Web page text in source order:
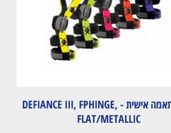
סד בהתאמה אישית - DEFIANCE III, FPHINGE,
FLAT/METALLIC